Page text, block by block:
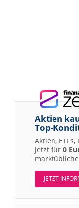
Aktien
Top-
Aktien,
jetzt für 0
JETZT